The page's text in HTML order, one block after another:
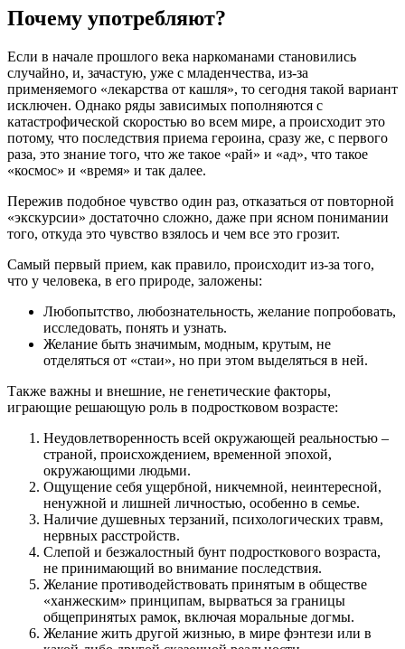
Почему употребляют?
Если в начале прошлого века наркоманами становились
случайно, и, зачастую, уже с младенчества, из-за
применяемого «лекарства от кашля», то сегодня такой вариант
исключен. Однако ряды зависимых пополняются с
катастрофической скоростью во всем мире, а происходит это
потому, что последствия приема героина, сразу же, с первого
раза, это знание того, что же такое «рай» и «ад», что такое
«космос» и «время» и так далее.
Пережив подобное чувство один раз, отказаться от повторной
«экскурсии» достаточно сложно, даже при ясном понимании
того, откуда это чувство взялось и чем все это грозит.
Самый первый прием, как правило, происходит из-за того,
что у человека, в его природе, заложены:
Любопытство, любознательность, желание попробовать,
исследовать, понять и узнать.
Желание быть значимым, модным, крутым, не
отделяться от «стаи», но при этом выделяться в ней.
Также важны и внешние, не генетические факторы,
играющие решающую роль в подростковом возрасте:
Неудовлетворенность всей окружающей реальностью –
страной, происхождением, временной эпохой,
окружающими людьми.
Ощущение себя ущербной, никчемной, неинтересной,
ненужной и лишней личностью, особенно в семье.
Наличие душевных терзаний, психологических травм,
нервных расстройств.
Слепой и безжалостный бунт подросткового возраста,
не принимающий во внимание последствия.
Желание противодействовать принятым в обществе
«ханжеским» принципам, вырваться за границы
общепринятых рамок, включая моральные догмы.
Желание жить другой жизнью, в мире фэнтези или в